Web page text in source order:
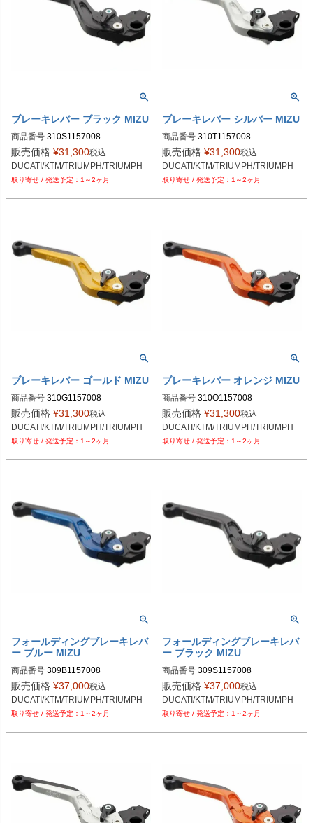
ブレーキレバー ブラック MIZU
商品番号 310S1157008
販売価格 ¥31,300税込
DUCATI/KTM/TRIUMPH/TRIUMPH
1～2ヶ月
ブレーキレバー シルバー MIZU
商品番号 310T1157008
販売価格 ¥31,300税込
DUCATI/KTM/TRIUMPH/TRIUMPH
1～2ヶ月
ブレーキレバー ゴールド MIZU
商品番号 310G1157008
販売価格 ¥31,300税込
DUCATI/KTM/TRIUMPH/TRIUMPH
1～2ヶ月
ブレーキレバー オレンジ MIZU
商品番号 310O1157008
販売価格 ¥31,300税込
DUCATI/KTM/TRIUMPH/TRIUMPH
1～2ヶ月
フォールディングブレーキレバ
ー ブルー MIZU
商品番号 309B1157008
販売価格 ¥37,000税込
DUCATI/KTM/TRIUMPH/TRIUMPH
1～2ヶ月
フォールディングブレーキレバ
ー ブラック MIZU
商品番号 309S1157008
販売価格 ¥37,000税込
DUCATI/KTM/TRIUMPH/TRIUMPH
1～2ヶ月